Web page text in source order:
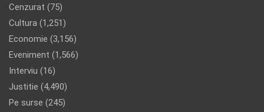
Cenzurat (75)
Cultura (1,251)
Economie (3,156)
Eveniment (1,566)
Interviu (16)
Justitie (4,490)
Pe surse (245)